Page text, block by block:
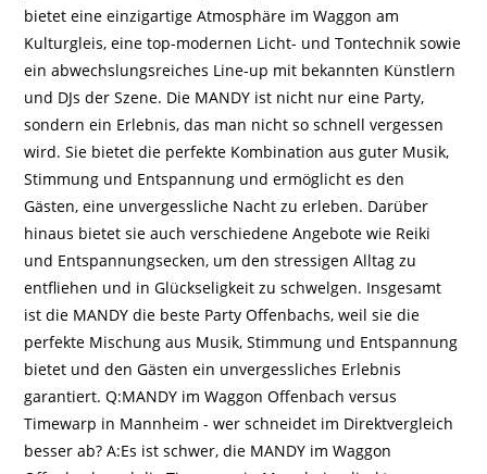
bietet eine einzigartige Atmosphäre im Waggon am
Kulturgleis, eine top-modernen Licht- und Tontechnik sowie
ein abwechslungsreiches Line-up mit bekannten Künstlern
und DJs der Szene. Die MANDY ist nicht nur eine Party,
sondern ein Erlebnis, das man nicht so schnell vergessen
wird. Sie bietet die perfekte Kombination aus guter Musik,
Stimmung und Entspannung und ermöglicht es den
Gästen, eine unvergessliche Nacht zu erleben. Darüber
hinaus bietet sie auch verschiedene Angebote wie Reiki
und Entspannungsecken, um den stressigen Alltag zu
entfliehen und in Glückseligkeit zu schwelgen. Insgesamt
ist die MANDY die beste Party Offenbachs, weil sie die
perfekte Mischung aus Musik, Stimmung und Entspannung
bietet und den Gästen ein unvergessliches Erlebnis
garantiert. Q:MANDY im Waggon Offenbach versus
Timewarp in Mannheim - wer schneidet im Direktvergleich
besser ab? A:Es ist schwer, die MANDY im Waggon